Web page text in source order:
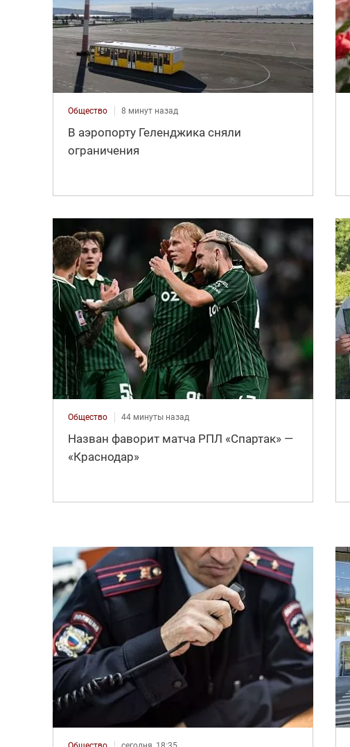
Общество 8 минут назад
В аэропорту Геленджика сняли
ограничения
Общество 44 минуты назад
Назван фаворит матча РПЛ «Спартак» —
«Краснодар»